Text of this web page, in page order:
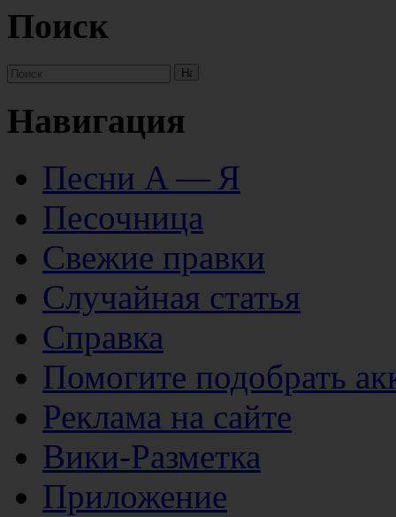
Поиск
Навигация
Песни А — Я
Песочница
Свежие правки
Случайная статья
Справка
Помогите подобрать
Реклама на сайте
Вики-Разметка
Приложение